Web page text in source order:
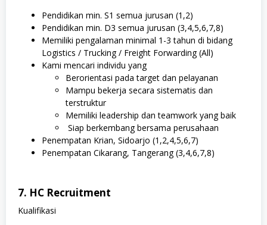
Pendidikan min. S1 semua jurusan (1,2)
Pendidikan min. D3 semua jurusan (3,4,5,6,7,8)
Memiliki pengalaman minimal 1-3 tahun di bidang
Logistics / Trucking / Freight Forwarding (All)
Kami mencari individu yang
Berorientasi pada target dan pelayanan
Mampu bekerja secara sistematis dan
terstruktur
Memiliki leadership dan teamwork yang baik
Siap berkembang bersama perusahaan
Penempatan Krian, Sidoarjo (1,2,4,5,6,7)
Penempatan Cikarang, Tangerang (3,4,6,7,8)
7. HC Recruitment
Kualifikasi